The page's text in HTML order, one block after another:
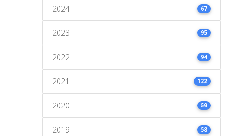
2024 67
2023 95
2022 94
2021 122
2020 59
2019 58